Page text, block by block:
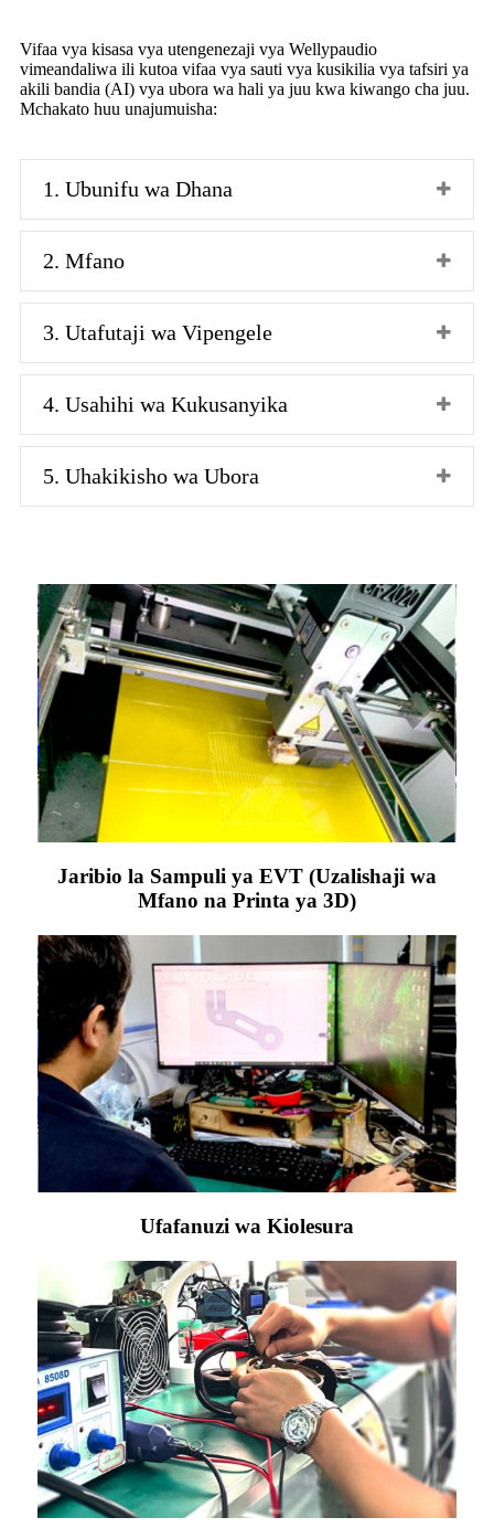
Vifaa vya kisasa vya utengenezaji vya Wellypaudio
vimeandaliwa ili kutoa vifaa vya sauti vya kusikilia vya tafsiri ya
akili bandia (AI) vya ubora wa hali ya juu kwa kiwango cha juu.
Mchakato huu unajumuisha:
1. Ubunifu wa Dhana
2. Mfano
3. Utafutaji wa Vipengele
4. Usahihi wa Kukusanyika
5. Uhakikisho wa Ubora
Jaribio la Sampuli ya EVT (Uzalishaji wa
Mfano na Printa ya 3D)
Ufafanuzi wa Kiolesura